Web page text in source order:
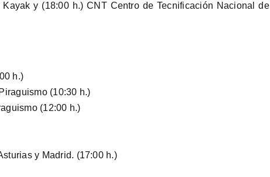
y (18:00 h.) CNT Centro de Tecnificación Nacional de
h.)
(10:30 h.)
(12:00 h.)
y Madrid. (17:00 h.)